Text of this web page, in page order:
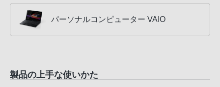
パーソナルコンピューター VAIO
製品の上手な使いかた